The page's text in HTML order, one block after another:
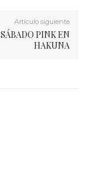
Artículo siguiente
SÁBADO PINK EN
HAKUNA